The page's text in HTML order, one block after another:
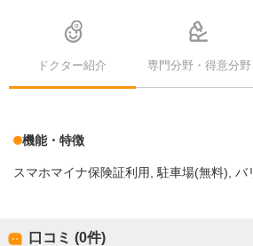
ドクター紹介 専門分野・得意分野
機能・特徴
スマホマイナ保険証利用 駐車場(無料) バ
口コミ (0件)